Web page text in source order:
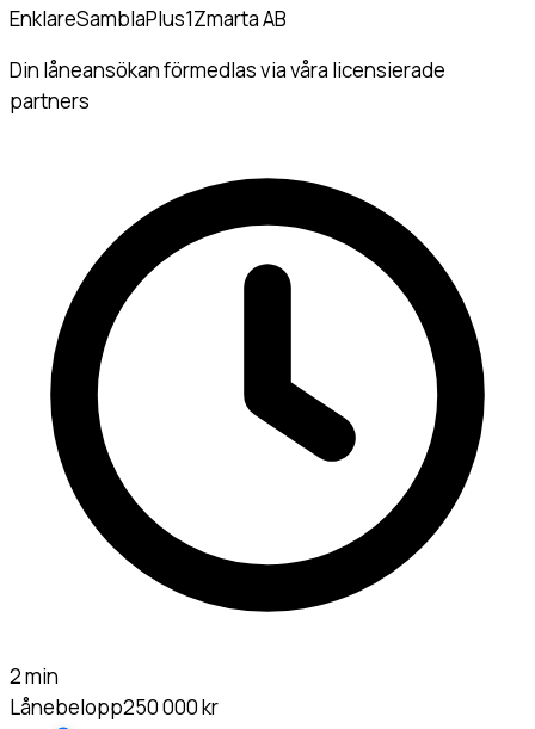
EnklareSamblaPlus1Zmarta AB
Din låneansökan förmedlas via våra licensierade
partners
2 min
Lånebelopp250 000 kr